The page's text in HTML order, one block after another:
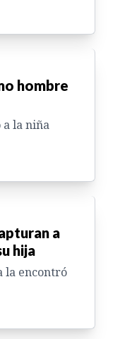
hombre
la niña
a
hija
la encontró